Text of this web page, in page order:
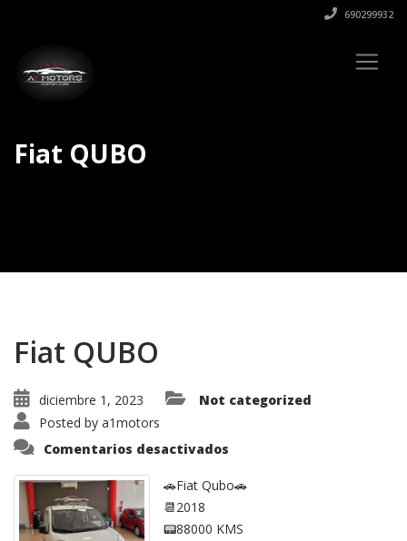
690299932
Fiat QUBO
Fiat QUBO
diciembre 1, 2023
Not categorized
Posted by a1motors
Comentarios desactivados
🚗Fiat Qubo🚗
📆2018
📟88000 KMS